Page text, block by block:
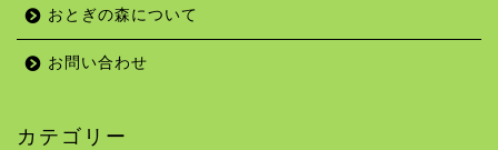
おとぎの森について
お問い合わせ
カテゴリー